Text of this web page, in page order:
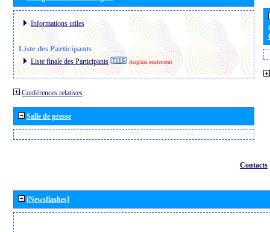
Informations utiles
Liste des Participants
Liste finale des Participants Anglais seulement
Conférences relatives
Salle de presse
Contacts
[Newsflashes]